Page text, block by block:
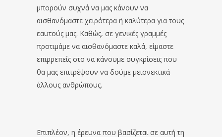
μπορούν συχνά να μας κάνουν να
αισθανόμαστε χειρότερα ή καλύτερα για τους
εαυτούς μας. Καθώς, σε γενικές γραμμές
προτιμάμε να αισθανόμαστε καλά, είμαστε
επιρρεπείς στο να κάνουμε συγκρίσεις που
θα μας επιτρέψουν να δούμε μειονεκτικά
άλλους ανθρώπους.
Επιπλέον, η έρευνα που βασίζεται σε αυτή τη